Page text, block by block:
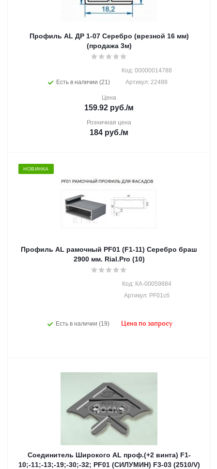
Профиль AL ДР 1-07 Серебро (врезной 16 мм)
(продажа 3м)
Есть в наличии (21)
Код: 00000014788
Артикул: 22488
Цена
159.92 руб./м
Розничная цена
184 руб./м
НОВИНКА
Профиль AL рамочный PF01 (F1-11) Серебро браш
2900 мм. Rial.Pro (10)
Есть в наличии (19)
Код: КА-00059884
Артикул: PF01сб
Цена по запросу
Соединитель Широкого AL проф.(+2 винта) F1-
10;-11;-13;-19;-30;-32; PF01 (СИЛУМИН) F3-03 (2510/V)